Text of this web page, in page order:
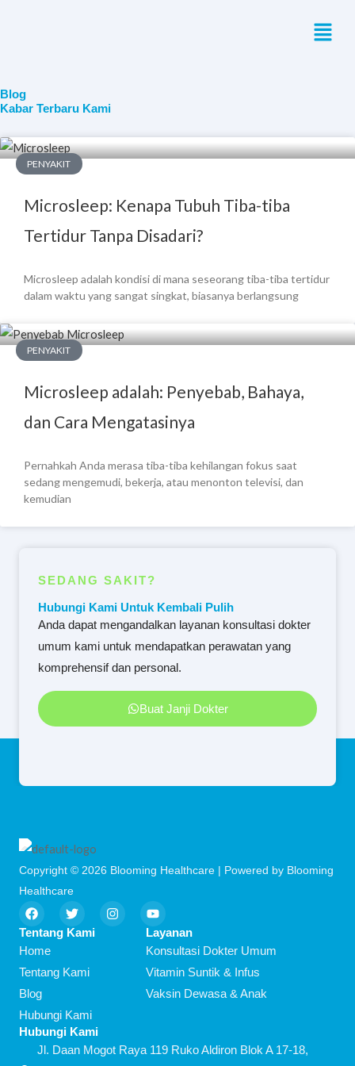
Menu
Blog
Kabar Terbaru Kami
PENYAKIT
Microsleep: Kenapa Tubuh Tiba-tiba
Tertidur Tanpa Disadari?
Microsleep adalah kondisi di mana seseorang tiba-tiba tertidur
dalam waktu yang sangat singkat, biasanya berlangsung
PENYAKIT
Microsleep adalah: Penyebab, Bahaya,
dan Cara Mengatasinya
Pernahkah Anda merasa tiba-tiba kehilangan fokus saat
sedang mengemudi, bekerja, atau menonton televisi, dan
kemudian
SEDANG SAKIT?
Hubungi Kami Untuk Kembali Pulih
Anda dapat mengandalkan layanan konsultasi dokter
umum kami untuk mendapatkan perawatan yang
komprehensif dan personal.
Buat Janji Dokter
Copyright © 2026 Blooming Healthcare | Powered by Blooming
Healthcare
F
a
c
b
o
k
T
w
i
e
I
n
s
Y
o
u
t
u
b
Tentang Kami
Home
Tentang Kami
Blog
Hubungi Kami
Layanan
Konsultasi Dokter Umum
Vitamin Suntik & Infus
Vaksin Dewasa & Anak
Hubungi Kami
Jl. Daan Mogot Raya 119 Ruko Aldiron Blok A 17-18,